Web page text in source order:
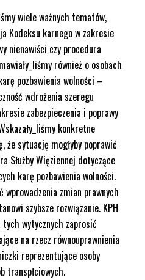
wiele ważnych tematów,
Kodeksu karnego w zakresie
nienawiści czy procedura
również o osobach
pozbawienia wolności –
wdrożenia szeregu
zabezpieczenia i poprawy
konkretne
że sytuację mogłyby poprawić
Służby Więziennej dotyczące
karę pozbawienia wolności.
wprowadzenia zmian prawnych
szybsze rozwiązanie. KPH
tych wytycznych zaprosić
na rzecz równouprawnienia
reprezentujące osoby
transpłciowych.